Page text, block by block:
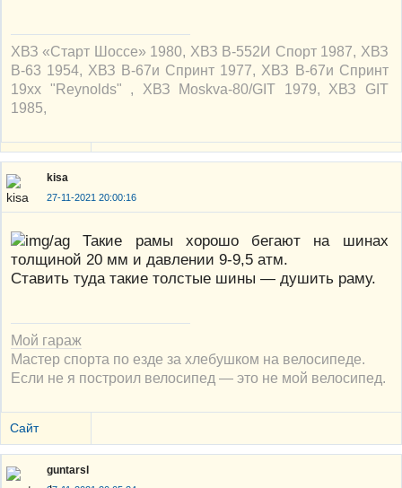
ХВЗ «Старт Шоссе» 1980, ХВЗ В-552И Спорт 1987, ХВЗ
В-63 1954, ХВЗ В-67и Спринт 1977, ХВЗ В-67и Спринт
19xx "Reynolds" , ХВЗ Moskva-80/GIT 1979, ХВЗ GIT
1985,
kisa
27-11-2021 20:00:16
Такие рамы хорошо бегают на шинах
толщиной 20 мм и давлении 9-9,5 атм.
Ставить туда такие толстые шины — душить раму.
Мой гараж
Мастер спорта по езде за хлебушком на велосипеде.
Если не я построил велосипед — это не мой велосипед.
Сайт
guntarsl